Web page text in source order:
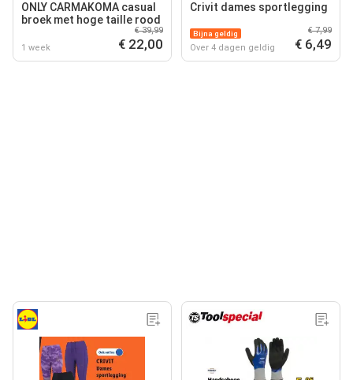
ONLY CARMAKOMA casual
broek met hoge taille rood
1 week
€ 39,99
€ 22,00
Crivit dames sportlegging
Bijna geldig
Over 4 dagen geldig
€ 7,99
€ 6,49